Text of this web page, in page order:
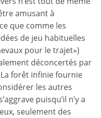
amusant à
que comme les
de jeu habituelles
pour le trajet»)
déconcertés par
forêt infinie fournie
les autres
puisqu’il n’y a
seulement des